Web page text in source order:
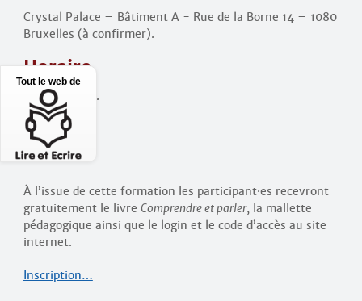
Crystal Palace – Bâtiment A - Rue de la Borne 14 – 1080
Bruxelles (à confirmer).
Horaire
9h15 à 16h30.
Prix
200€.
À l’issue de cette formation les participant·es recevront
gratuitement le livre Comprendre et parler, la mallette
pédagogique ainsi que le login et le code d’accès au site
internet.
Inscription…
Tout le web de